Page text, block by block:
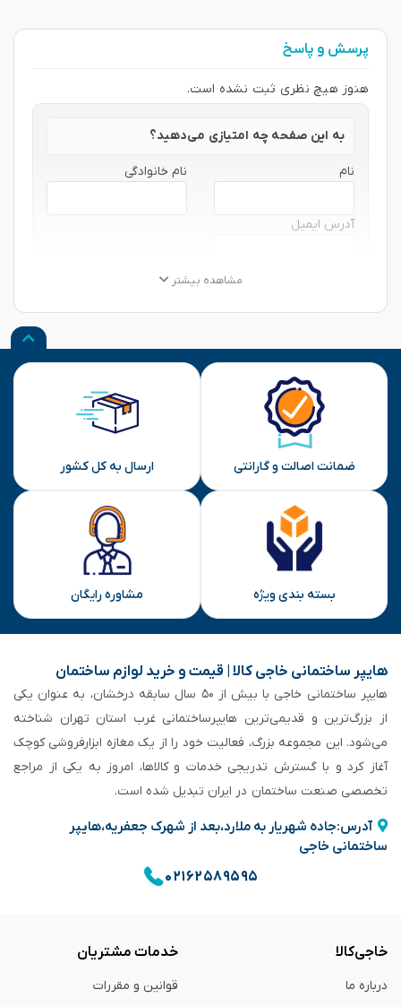
پرسش و پاسخ
هنوز هیچ نظری ثبت نشده است.
به این صفحه چه امتیازی می‌دهید؟
نام نام خانوادگی
آدرس ایمیل
★
ارسال
مشاهده بیشتر
ضمانت اصالت و گارانتی ارسال به کل کشور
بسته بندی ویژه مشاوره رایگان
هایپر ساختمانی خاجی‌ کالا | قیمت و خرید لوازم ساختمان
هایپر ساختمانی خاجی‌ با بیش از ۵۰ سال سابقه‌ درخشان، به عنوان یکی
از بزرگ‌ترین و قدیمی‌ترین هایپرساختمانی‌ غرب استان تهران شناخته
می‌شود. این مجموعه بزرگ، فعالیت خود را از یک مغازه ابزارفروشی کوچک
آغاز کرد و با گسترش تدریجی خدمات و کالاها، امروز به یکی از مراجع
تخصصی صنعت ساختمان در ایران تبدیل شده است.
آدرس:جاده شهریار به ملارد،بعد از شهرک جعفریه،هایپر
ساختمانی خاجی
۰۲۱۶۲۵۸۹۵۹۵
خاجی‌کالا
درباره ما
خدمات مشتریان
قوانین و مقررات